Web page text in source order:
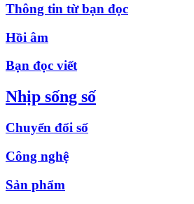
Thông tin từ bạn đọc
Hồi âm
Bạn đọc viết
Nhịp sống số
Chuyển đổi số
Công nghệ
Sản phẩm